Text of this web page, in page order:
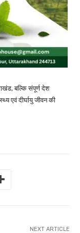
बल्कि संपूर्ण देश
एवं दीर्घायु जीवन की
NEXT ARTICLE